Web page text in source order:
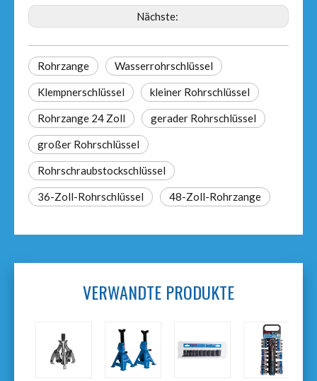
Nächste:
Rohrzange Wasserrohrschlüssel
Klempnerschlüssel kleiner Rohrschlüssel
Rohrzange 24 Zoll gerader Rohrschlüssel
großer Rohrschlüssel
Rohrschraubstockschlüssel
36-Zoll-Rohrschlüssel 48-Zoll-Rohrzange
VERWANDTE PRODUKTE